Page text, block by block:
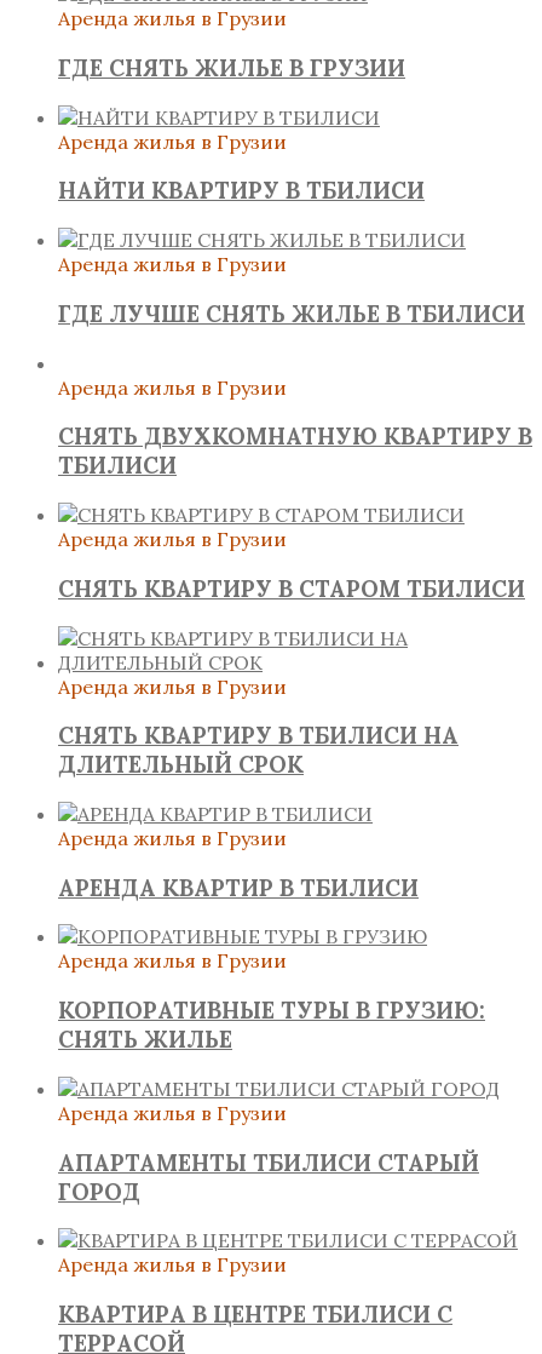
Аренда жилья в Грузии
ГДЕ СНЯТЬ ЖИЛЬЕ В ГРУЗИИ
Аренда жилья в Грузии
НАЙТИ КВАРТИРУ В ТБИЛИСИ
Аренда жилья в Грузии
ГДЕ ЛУЧШЕ СНЯТЬ ЖИЛЬЕ В ТБИЛИСИ
Аренда жилья в Грузии
СНЯТЬ ДВУХКОМНАТНУЮ КВАРТИРУ В
ТБИЛИСИ
Аренда жилья в Грузии
СНЯТЬ КВАРТИРУ В СТАРОМ ТБИЛИСИ
Аренда жилья в Грузии
СНЯТЬ КВАРТИРУ В ТБИЛИСИ НА
ДЛИТЕЛЬНЫЙ СРОК
Аренда жилья в Грузии
АРЕНДА КВАРТИР В ТБИЛИСИ
Аренда жилья в Грузии
КОРПОРАТИВНЫЕ ТУРЫ В ГРУЗИЮ:
СНЯТЬ ЖИЛЬЕ
Аренда жилья в Грузии
АПАРТАМЕНТЫ ТБИЛИСИ СТАРЫЙ
ГОРОД
Аренда жилья в Грузии
КВАРТИРА В ЦЕНТРЕ ТБИЛИСИ С
ТЕРРАСОЙ